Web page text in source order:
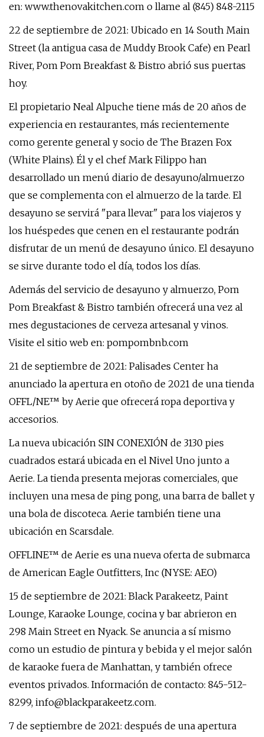
en: www.thenovakitchen.com o llame al (845) 848-2115
22 de septiembre de 2021: Ubicado en 14 South Main
Street (la antigua casa de Muddy Brook Cafe) en Pearl
River, Pom Pom Breakfast & Bistro abrió sus puertas
hoy.
El propietario Neal Alpuche tiene más de 20 años de
experiencia en restaurantes, más recientemente
como gerente general y socio de The Brazen Fox
(White Plains). Él y el chef Mark Filippo han
desarrollado un menú diario de desayuno/almuerzo
que se complementa con el almuerzo de la tarde. El
desayuno se servirá "para llevar" para los viajeros y
los huéspedes que cenen en el restaurante podrán
disfrutar de un menú de desayuno único. El desayuno
se sirve durante todo el día, todos los días.
Además del servicio de desayuno y almuerzo, Pom
Pom Breakfast & Bistro también ofrecerá una vez al
mes degustaciones de cerveza artesanal y vinos.
Visite el sitio web en: pompombnb.com
21 de septiembre de 2021: Palisades Center ha
anunciado la apertura en otoño de 2021 de una tienda
OFFL/NE™ by Aerie que ofrecerá ropa deportiva y
accesorios.
La nueva ubicación SIN CONEXIÓN de 3130 pies
cuadrados estará ubicada en el Nivel Uno junto a
Aerie. La tienda presenta mejoras comerciales, que
incluyen una mesa de ping pong, una barra de ballet y
una bola de discoteca. Aerie también tiene una
ubicación en Scarsdale.
OFFLINE™ de Aerie es una nueva oferta de submarca
de American Eagle Outfitters, Inc (NYSE: AEO)
15 de septiembre de 2021: Black Parakeetz, Paint
Lounge, Karaoke Lounge, cocina y bar abrieron en
298 Main Street en Nyack. Se anuncia a sí mismo
como un estudio de pintura y bebida y el mejor salón
de karaoke fuera de Manhattan, y también ofrece
eventos privados. Información de contacto: 845-512-
8299, info@blackparakeetz.com.
7 de septiembre de 2021: después de una apertura